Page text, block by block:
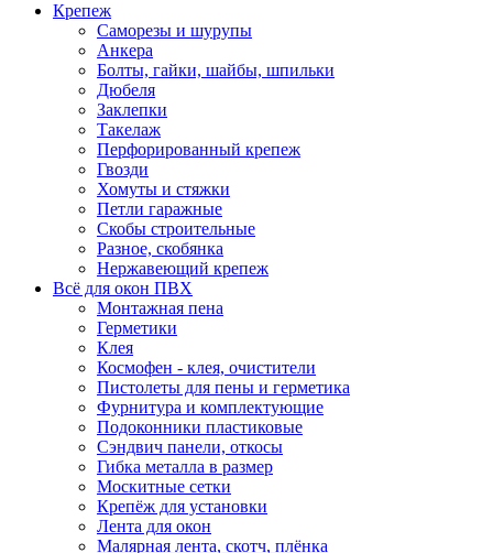
Крепеж
Саморезы и шурупы
Анкера
Болты, гайки, шайбы, шпильки
Дюбеля
Заклепки
Такелаж
Перфорированный крепеж
Гвозди
Хомуты и стяжки
Петли гаражные
Скобы строительные
Разное, скобянка
Нержавеющий крепеж
Всё для окон ПВХ
Монтажная пена
Герметики
Клея
Космофен - клея, очистители
Пистолеты для пены и герметика
Фурнитура и комплектующие
Подоконники пластиковые
Сэндвич панели, откосы
Гибка металла в размер
Москитные сетки
Крепёж для установки
Лента для окон
Малярная лента, скотч, плёнка